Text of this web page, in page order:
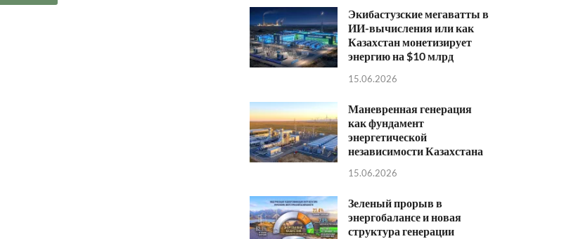
Экибастузские мегаватты в
ИИ-вычисления или как
Казахстан монетизирует
энергию на $10 млрд
15.06.2026
Маневренная генерация
как фундамент
энергетической
независимости Казахстана
15.06.2026
Зеленый прорыв в
энергобалансе и новая
структура генерации